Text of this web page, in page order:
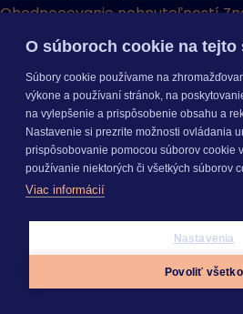
Ohodnocovanie nehnuteľností
vyúčtovanie
KROS AKADÉMIA
VideoškoleniaVideonávody
príručkyČasto kladené otázky
Videonávody
a príručkyČasto kladené otázky
O súboroch cookie na tejto
Súbory cookie používame na
výkone a používaní stránok, na
na vylepšenie a prispôsobenie obsahu a
Nastavenie si prezrite možnosti ovládania
prispôsobovanie pomocou súborov cookie
používanie niektorých či všetkých súborov
Viac informácií
Nastavenia
Povoliť všetko